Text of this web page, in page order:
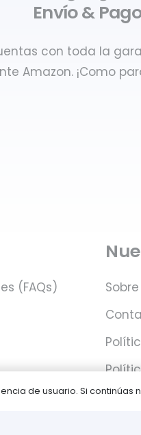
Envío &
con toda la
Amazon. ¡Como
(FAQs)
de usuario. Si